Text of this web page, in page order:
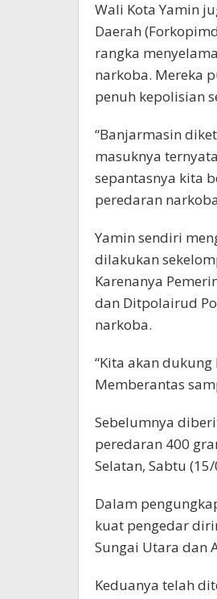
Wali Kota Yamin
Daerah
rangka
narkoba. Mereka
penuh kepolisian
“Banjarmasin
masuknya
sepantasnya kita
peredaran
Yamin sendiri
dilakukan
Karenanya
dan Ditpolairud
narkoba.
“Kita akan
Memberantas
Sebelumnya
peredaran 400
Selatan, Sabtu
Dalam
kuat pengedar
Sungai Utara dan
Keduanya telah